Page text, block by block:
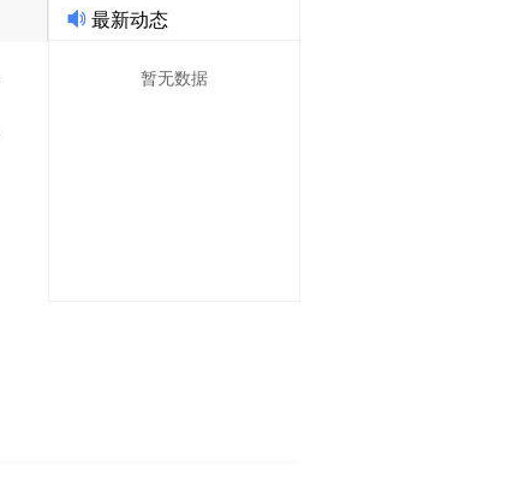
最新动态
暂无数据